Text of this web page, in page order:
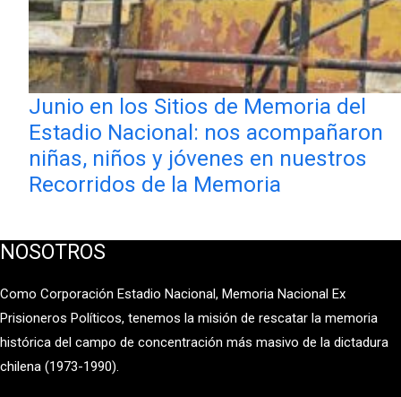
Junio en los Sitios de Memoria del
Estadio Nacional: nos acompañaron
niñas, niños y jóvenes en nuestros
Recorridos de la Memoria
NOSOTROS
Como Corporación Estadio Nacional, Memoria Nacional Ex
Prisioneros Políticos, tenemos la misión de rescatar la memoria
histórica del campo de concentración más masivo de la dictadura
chilena (1973-1990).